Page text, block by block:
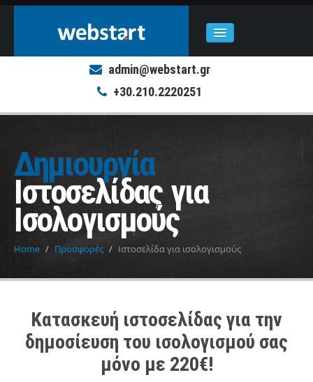
Web Development
Γραφικές Τέχνες
ΕΡΓΑ
ΠΡΟΣΦΟΡΕΣ
Ιστοσελίδα Ισολογισμών
Ιστοσελίδες
Εταιρική Ιστοσελίδα
admin@webstart.gr
+30.210.2220251
Δημιουργία
Ιστοσελίδας για
Ισολογισμούς
Home / Προσφορές / Ιστοσελίδα για ισολογισμούς
Κατασκευή ιστοσελίδας για την
δημοσίευση του ισολογισμού σας
μόνο με 220€!